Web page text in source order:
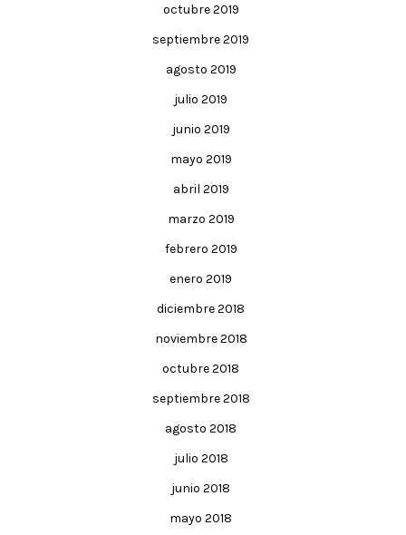
octubre 2019
septiembre 2019
agosto 2019
julio 2019
junio 2019
mayo 2019
abril 2019
marzo 2019
febrero 2019
enero 2019
diciembre 2018
noviembre 2018
octubre 2018
septiembre 2018
agosto 2018
julio 2018
junio 2018
mayo 2018